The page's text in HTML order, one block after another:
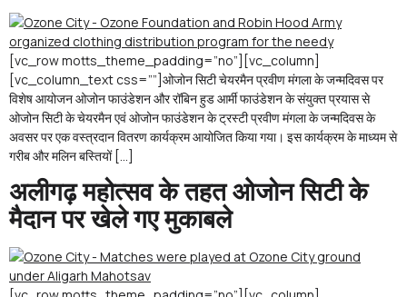
[vc_row motts_theme_padding=”no”][vc_column]
[vc_column_text css=””]ओजोन सिटी चेयरमैन प्रवीण मंगला के जन्मदिवस पर
विशेष आयोजन ओजोन फाउंडेशन और रॉबिन हुड आर्मी फाउंडेशन के संयुक्त प्रयास से
ओजोन सिटी के चेयरमैन एवं ओजोन फाउंडेशन के ट्रस्टी प्रवीण मंगला के जन्मदिवस के
अवसर पर एक वस्त्रदान वितरण कार्यक्रम आयोजित किया गया। इस कार्यक्रम के माध्यम से
गरीब और मलिन बस्तियों […]
अलीगढ़ महोत्सव के तहत ओजोन सिटी के
मैदान पर खेले गए मुकाबले